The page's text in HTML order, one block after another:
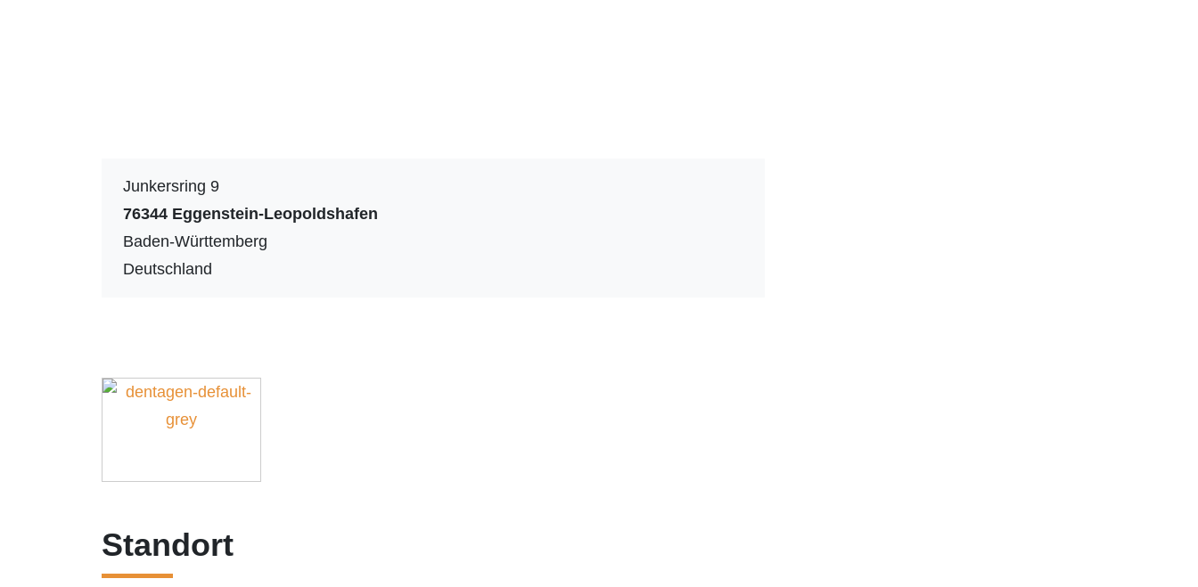
Junkersring 9
76344 Eggenstein-Leopoldshafen
Baden-Württemberg
Deutschland
Standort